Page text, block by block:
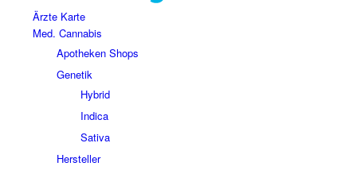
Ärzte Karte
Med. Cannabis
Apotheken Shops
Genetik
Hybrid
Indica
Sativa
Hersteller